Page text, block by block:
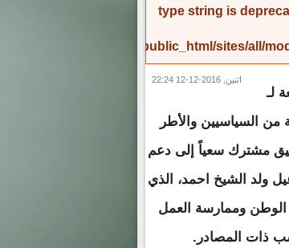
type string is
/home/amicinf1/public_html/sites/all/
اثنين, 2016-12-12 22:24
لـ
السياسيين والأطر
مشترك سعياً إلى دعم
ولد الشيخ احمد، الذي
وممارسة العمل
ذات المصادر.